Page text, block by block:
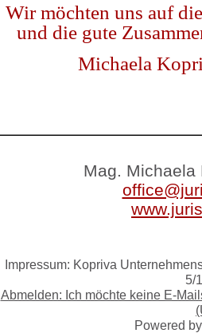
Wir möchten uns auf
und die gute
Michaela
Mag. Michaela
Impressum: Kopriva
5/
Abmelden: Ich möchte keine E-
Powered